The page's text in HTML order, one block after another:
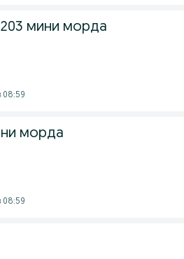
мини морда
08:59
морда
08:59